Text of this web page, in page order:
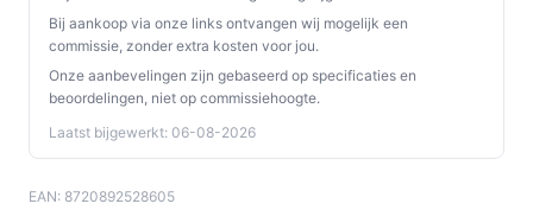
Bij aankoop via onze links ontvangen wij mogelijk een
commissie, zonder extra kosten voor jou.
Onze aanbevelingen zijn gebaseerd op specificaties en
beoordelingen, niet op commissiehoogte.
Laatst bijgewerkt: 06-08-2026
EAN: 8720892528605